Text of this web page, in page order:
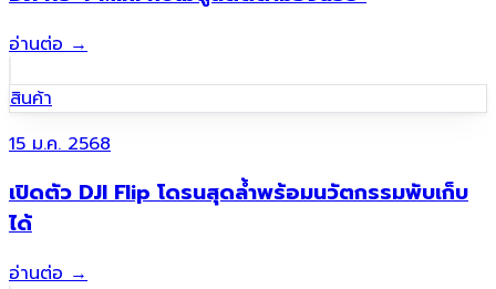
อ่านต่อ →
สินค้า
15 ม.ค. 2568
เปิดตัว DJI Flip โดรนสุดล้ำพร้อมนวัตกรรมพับเก็บ
ได้
อ่านต่อ→